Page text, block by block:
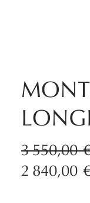
3 550,00
2 840,00